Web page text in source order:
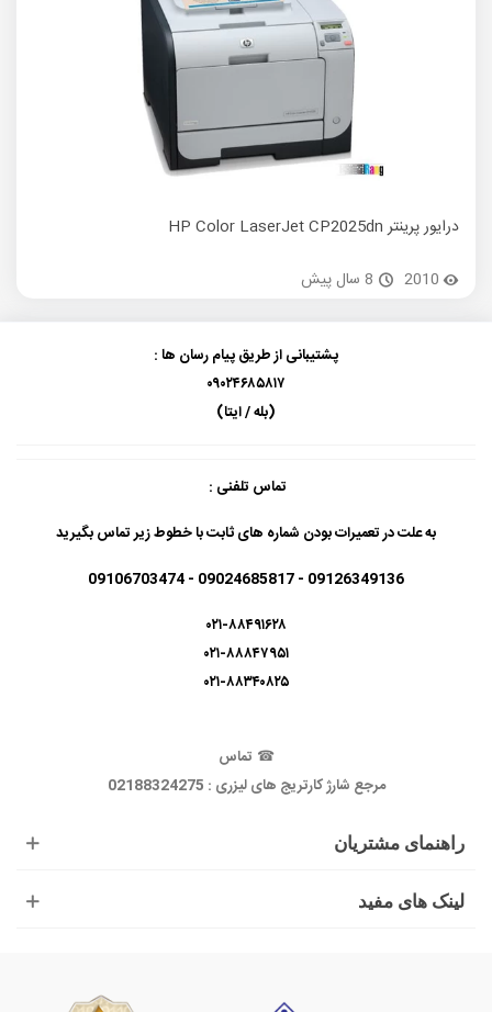
درایور پرینتر HP Color LaserJet CP2025dn
2010
8 سال پیش
راهنمای مشتریان
لینک های مفید
پشتیبانی از طریق پیام رسان ها :
۰۹۰۲۴۶۸۵۸۱۷
(بله / ایتا)
تماس تلفنی :
به علت در تعمیرات بودن شماره های ثابت با خطوط زیر تماس بگیرید
09126349136 - 09024685817 - 09106703474
۰۲۱-۸۸۴۹۱۶۲۸
۰۲۱-۸۸۸۴۷۹۵۱
۰۲۱-۸۸۳۴۰۸۲۵
☎ تماس
مرجع شارژ کارتریج های لیزری : 02188324275